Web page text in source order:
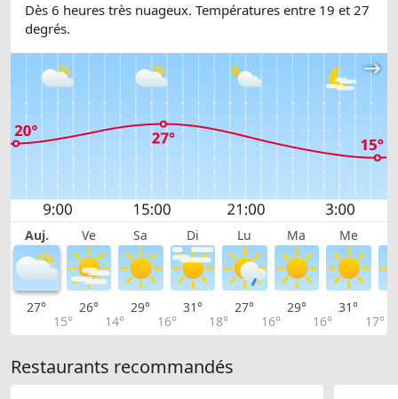
Dès 6 heures très nuageux. Températures entre 19 et 27
degrés.
Auj. Ve Sa Di Lu Ma Me
27°
15°
26°
14°
29°
16°
31°
18°
27°
16°
29°
16°
31°
17°
Restaurants recommandés